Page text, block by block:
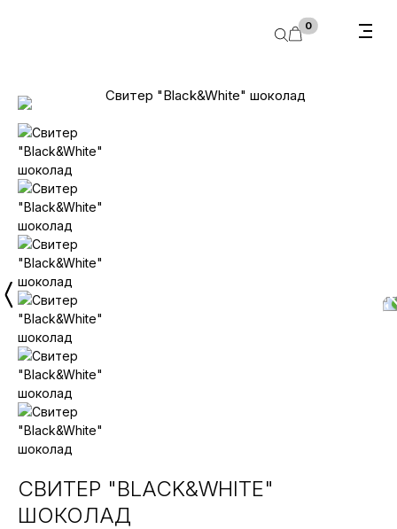
0В корзину
СВИТЕР "BLACK&WHITE"
ШОКОЛАД